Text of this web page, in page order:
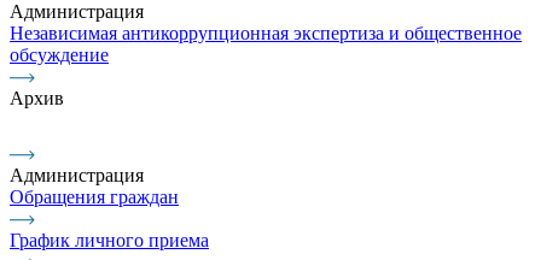
Администрация
Независимая антикоррупционная экспертиза и общественное
обсуждение
Архив
Администрация
Обращения граждан
График личного приема